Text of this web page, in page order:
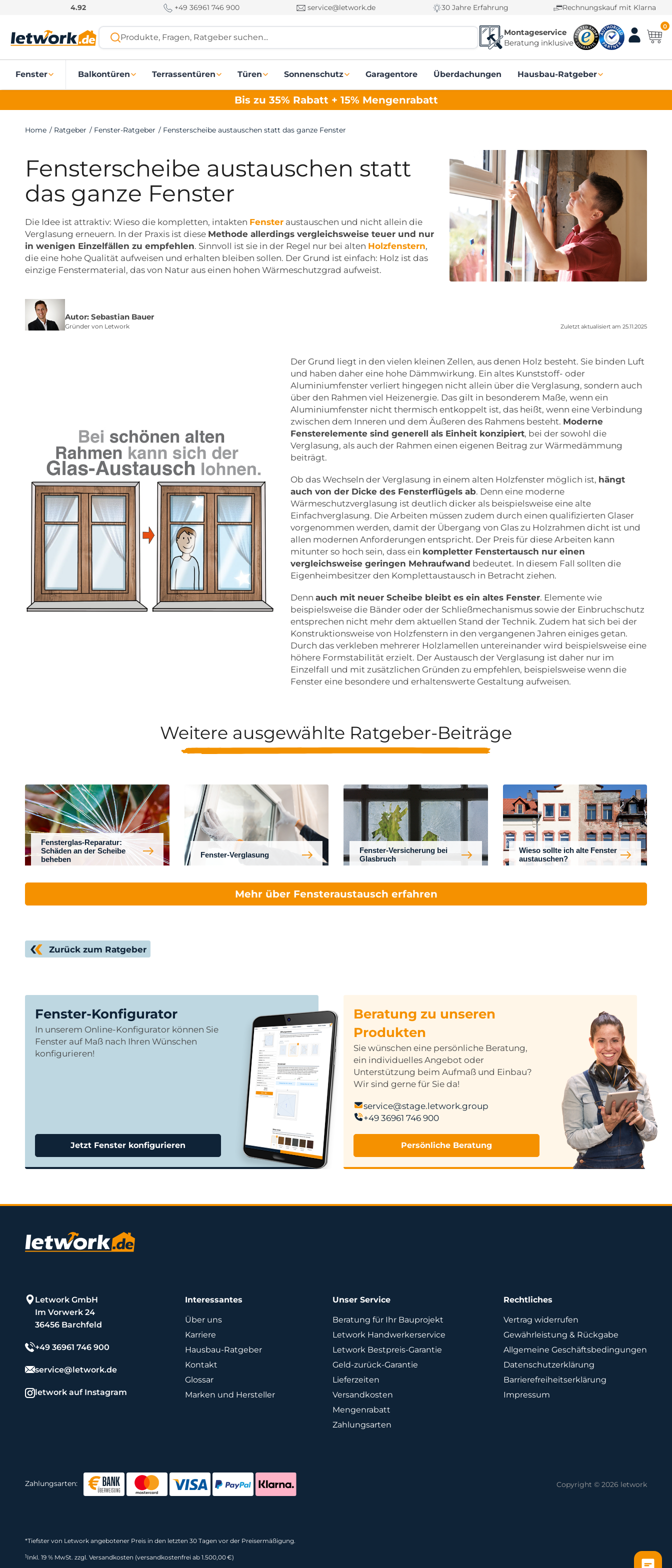
o
4.92 +49 36961 746 900 service@letwork.de 30 Jahre Erfahrung Rechnungskauf mit Klarna
Produkte, Fragen, Ratgeber suchen...
Montageservice
Beratung inklusive
0
Fenster Balkontüren Terrassentüren Türen Sonnenschutz Garagentore Überdachungen Hausbau-Ratgeber
Bis zu 35% Rabatt + 15% Mengenrabatt
Home / Ratgeber / Fenster-Ratgeber / Fensterscheibe austauschen statt das ganze Fenster
Fensterscheibe austauschen statt
das ganze Fenster
Die Idee ist attraktiv: Wieso die kompletten, intakten Fenster austauschen und nicht allein die
Verglasung erneuern. In der Praxis ist diese Methode allerdings vergleichsweise teuer und nur
in wenigen Einzelfällen zu empfehlen. Sinnvoll ist sie in der Regel nur bei alten Holzfenstern,
die eine hohe Qualität aufweisen und erhalten bleiben sollen. Der Grund ist einfach: Holz ist das
einzige Fenstermaterial, das von Natur aus einen hohen Wärmeschutzgrad aufweist.
Autor: Sebastian Bauer
Gründer von Letwork Zuletzt aktualisiert am 25.11.2025
Der Grund liegt in den vielen kleinen Zellen, aus denen Holz besteht. Sie binden Luft
und haben daher eine hohe Dämmwirkung. Ein altes Kunststoff- oder
Aluminiumfenster verliert hingegen nicht allein über die Verglasung, sondern auch
über den Rahmen viel Heizenergie. Das gilt in besonderem Maße, wenn ein
Aluminiumfenster nicht thermisch entkoppelt ist, das heißt, wenn eine Verbindung
zwischen dem Inneren und dem Äußeren des Rahmens besteht. Moderne
Fensterelemente sind generell als Einheit konzipiert, bei der sowohl die
Verglasung, als auch der Rahmen einen eigenen Beitrag zur Wärmedämmung
beiträgt.
Ob das Wechseln der Verglasung in einem alten Holzfenster möglich ist, hängt
auch von der Dicke des Fensterflügels ab. Denn eine moderne
Wärmeschutzverglasung ist deutlich dicker als beispielsweise eine alte
Einfachverglasung. Die Arbeiten müssen zudem durch einen qualifizierten Glaser
vorgenommen werden, damit der Übergang von Glas zu Holzrahmen dicht ist und
allen modernen Anforderungen entspricht. Der Preis für diese Arbeiten kann
mitunter so hoch sein, dass ein kompletter Fenstertausch nur einen
vergleichsweise geringen Mehraufwand bedeutet. In diesem Fall sollten die
Eigenheimbesitzer den Komplettaustausch in Betracht ziehen.
Denn auch mit neuer Scheibe bleibt es ein altes Fenster. Elemente wie
beispielsweise die Bänder oder der Schließmechanismus sowie der Einbruchschutz
entsprechen nicht mehr dem aktuellen Stand der Technik. Zudem hat sich bei der
Konstruktionsweise von Holzfenstern in den vergangenen Jahren einiges getan.
Durch das verkleben mehrerer Holzlamellen untereinander wird beispielsweise eine
höhere Formstabilität erzielt. Der Austausch der Verglasung ist daher nur im
Einzelfall und mit zusätzlichen Gründen zu empfehlen, beispielsweise wenn die
Fenster eine besondere und erhaltenswerte Gestaltung aufweisen.
Weitere ausgewählte Ratgeber-Beiträge
Fensterglas-Reparatur:
Schäden an der Scheibe
beheben
Fenster-Verglasung
Fenster-Versicherung bei
Glasbruch
Wieso sollte ich alte Fenster
austauschen?
Mehr über Fensteraustausch erfahren
Zurück zum Ratgeber
Fenster-Konfigurator
In unserem Online-Konfigurator können Sie
Fenster auf Maß nach Ihren Wünschen
konfigurieren!
Jetzt Fenster konfigurieren
Beratung zu unseren
Produkten
Sie wünschen eine persönliche Beratung,
ein individuelles Angebot oder
Unterstützung beim Aufmaß und Einbau?
Wir sind gerne für Sie da!
service@stage.letwork.group
+49 36961 746 900
Persönliche Beratung
Letwork GmbH
Im Vorwerk 24
36456 Barchfeld
+49 36961 746 900
service@letwork.de
letwork auf Instagram
Interessantes
Über uns
Karriere
Hausbau-Ratgeber
Kontakt
Glossar
Marken und Hersteller
Unser Service
Beratung für Ihr Bauprojekt
Letwork Handwerkerservice
Letwork Bestpreis-Garantie
Geld-zurück-Garantie
Lieferzeiten
Versandkosten
Mengenrabatt
Zahlungsarten
Rechtliches
Vertrag widerrufen
Gewährleistung & Rückgabe
Allgemeine Geschäftsbedingungen
Datenschutzerklärung
Barrierefreiheitserklärung
Impressum
Zahlungsarten: Copyright © 2026 letwork
*Tiefster von Letwork angebotener Preis in den letzten 30 Tagen vor der Preisermäßigung.
1Inkl. 19 % MwSt. zzgl. Versandkosten (versandkostenfrei ab 1.500,00 €)